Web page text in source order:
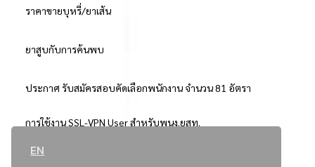
EN
ราคาขายบุหรี่/ยาเส้น
ยาสูบกับการค้นพบ
ประกาศ รับสมัครสอบคัดเลือกพนักงาน จำนวน 81 อัตรา
การใช้งาน SSL-VPN User สำหรับพนง.ยสท.
..ยอดนิยม..